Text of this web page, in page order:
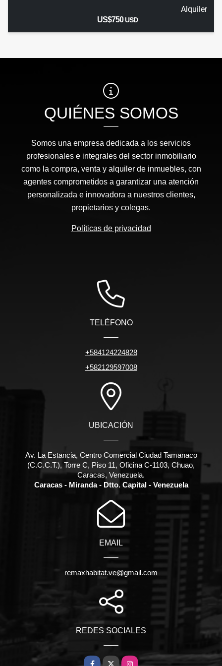
Alquiler
US$750USD
QUIÉNES SOMOS
Somos una empresa dedicada a los servicios
profesionales e integrales del sector inmobiliario
como la compra, venta y alquiler de inmuebles, con
agentes comprometidos a garantizar una atención
personalizada e innovadora a nuestros clientes,
propietarios y colegas.
Políticas de privacidad
TELÉFONO
+584124224828
+582129597008
UBICACIÓN
Av. La Estancia, Centro Comercial Ciudad Tamanaco
(C.C.C.T.), Torre C, Piso 11, Oficina C-1103, Chuao,
Caracas, Venezuela.
Caracas - Miranda - Dtto. Capital - Venezuela
EMAIL
remaxhabitat.ve@gmail.com
REDES SOCIALES
Facebook
X Instagram